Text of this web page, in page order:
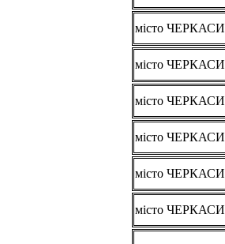
місто ЧЕРКАСИ
місто ЧЕРКАСИ
місто ЧЕРКАСИ
місто ЧЕРКАСИ
місто ЧЕРКАСИ
місто ЧЕРКАСИ